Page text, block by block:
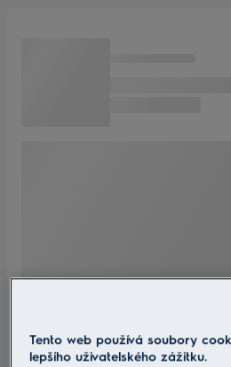
Tento web používá soubory
lepšího uživatelského zážitku.